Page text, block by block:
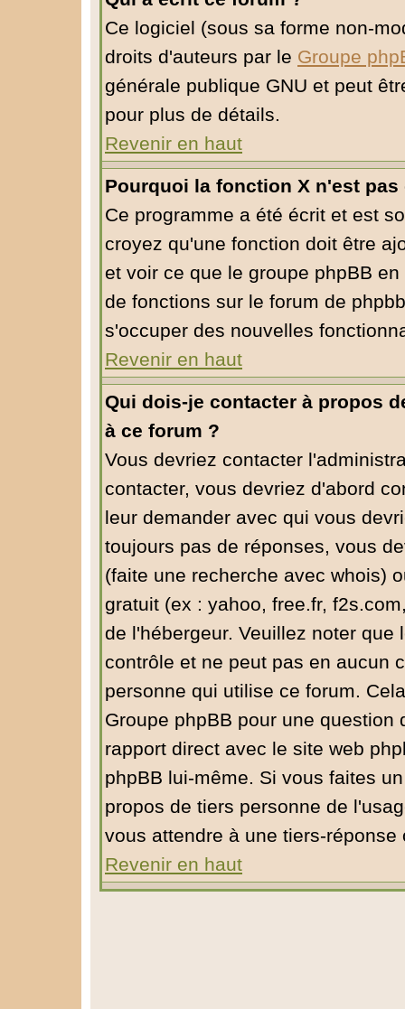
Ce logiciel (sous sa forme non-
droits d'auteurs par le Groupe
générale publique GNU et peut
pour plus de détails.
Revenir en haut
Pourquoi la fonction X n'est
Ce programme a été écrit et est
croyez qu'une fonction doit être
et voir ce que le groupe phpBB
de fonctions sur le forum de
s'occuper des nouvelles
Revenir en haut
Qui dois-je contacter à propos
à ce forum ?
Vous devriez contacter
contacter, vous devriez d'abord
leur demander avec qui vous
toujours pas de réponses, vous
(faite une recherche avec whois)
gratuit (ex : yahoo, free.fr,
de l'hébergeur. Veuillez noter
contrôle et ne peut pas en aucun
personne qui utilise ce forum.
Groupe phpBB pour une
rapport direct avec le site web
phpBB lui-même. Si vous faites
propos de tiers personne de
vous attendre à une tiers-
Revenir en haut